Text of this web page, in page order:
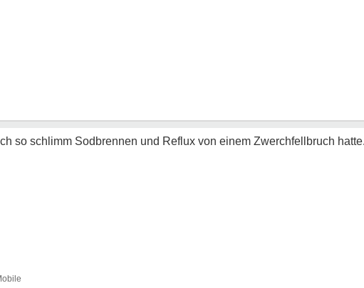
so schlimm Sodbrennen und Reflux von einem Zwerchfellbruch hatte.